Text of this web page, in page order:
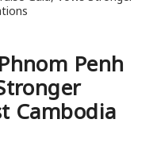
Penh
Cambodia